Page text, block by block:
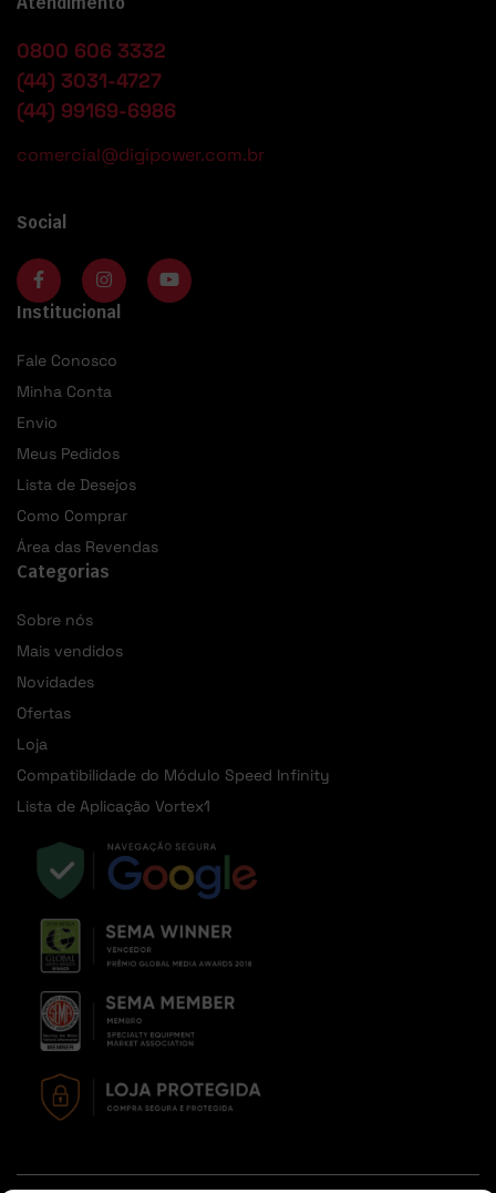
0800 606 3332
(44) 3031-4727
(44) 99169-6986
comercial@digipower.com.br
Social
Institucional
Fale Conosco
Minha Conta
Envio
Meus Pedidos
Lista de Desejos
Como Comprar
Área das Revendas
Categorias
Sobre nós
Mais vendidos
Novidades
Ofertas
Loja
Compatibilidade do Módulo Speed Infinity
Lista de Aplicação Vortex1